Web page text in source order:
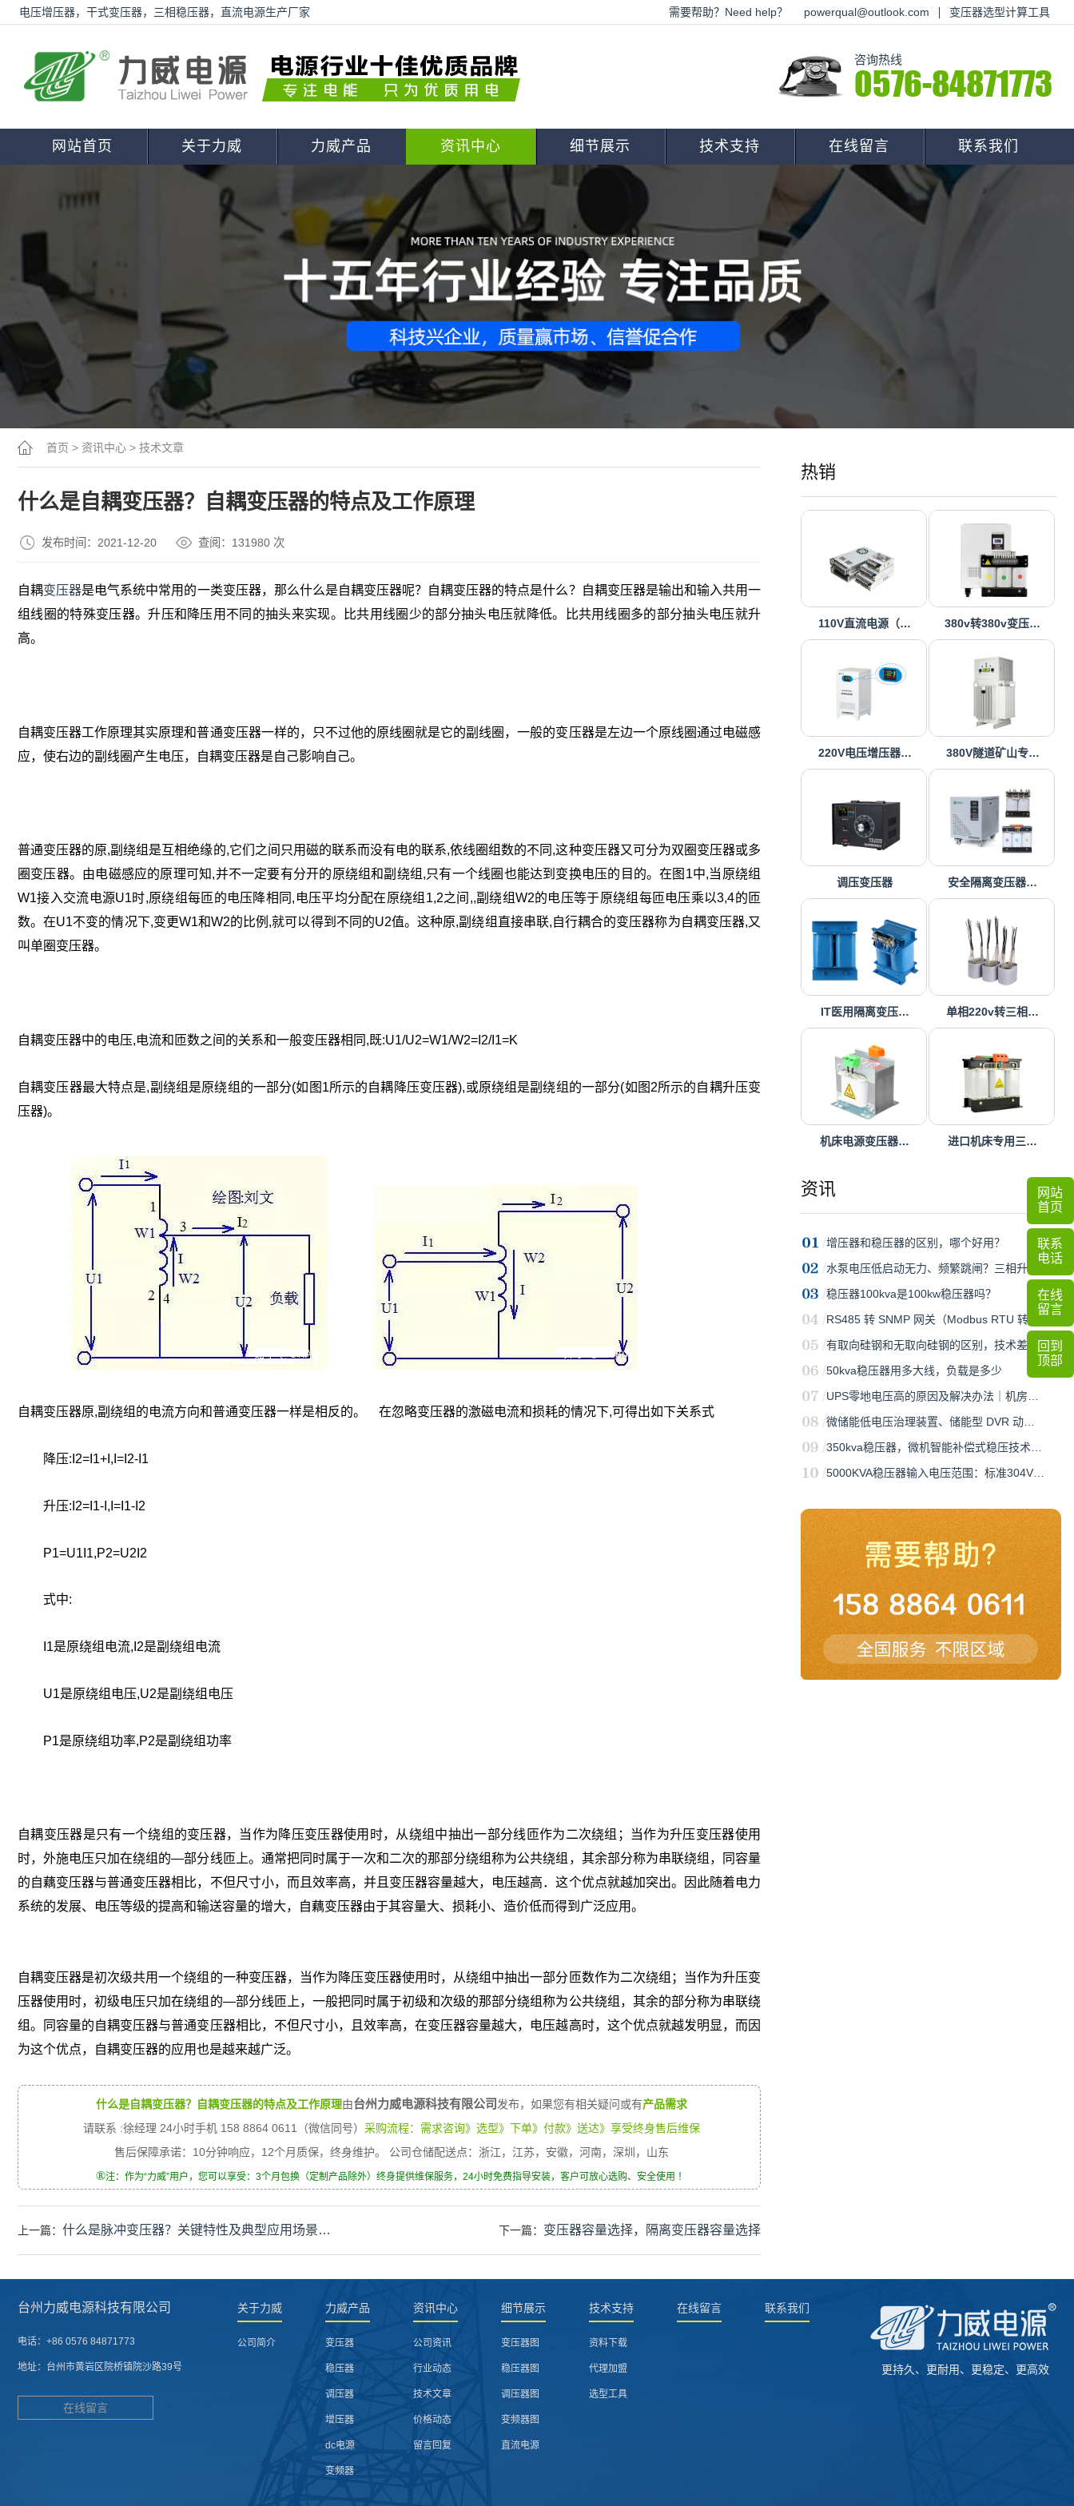
电压增压器，干式变压器，三相稳压器，直流电源生产厂家 需要帮助？Need help？ powerqual@outlook.com 变压器选型计算工具
咨询热线
0576-84871773
网站首页 关于力威 力威产品 资讯中心 细节展示 技术支持 在线留言 联系我们
热销
110V直流电源（… 380v转380v变压…
220V电压增压器… 380V隧道矿山专…
调压变压器 安全隔离变压器…
IT医用隔离变压… 单相220v转三相…
机床电源变压器… 进口机床专用三…
资讯
增压器和稳压器的区别，哪个好用？
水泵电压低启动无力、频繁跳闸？三相升…
稳压器100kva是100kw稳压器吗？
RS485 转 SNMP 网关（Modbus RTU 转 S…
有取向硅钢和无取向硅钢的区别，技术差…
50kva稳压器用多大线，负载是多少
UPS零地电压高的原因及解决办法｜机房…
微储能低电压治理装置、储能型 DVR 动…
350kva稳压器，微机智能补偿式稳压技术…
5000KVA稳压器输入电压范围：标准304V…
首页 > 资讯中心 > 技术文章
什么是自耦变压器？自耦变压器的特点及工作原理
发布时间：2021-12-20 查阅：131980 次
自耦变压器是电气系统中常用的一类变压器，那么什么是自耦变压器呢？自耦变压器的特点是什么？自耦变压器是输出和输入共用一
组线圈的特殊变压器。升压和降压用不同的抽头来实现。比共用线圈少的部分抽头电压就降低。比共用线圈多的部分抽头电压就升
高。
自耦变压器工作原理其实原理和普通变压器一样的，只不过他的原线圈就是它的副线圈，一般的变压器是左边一个原线圈通过电磁感
应，使右边的副线圈产生电压，自耦变压器是自己影响自己。
普通变压器的原,副绕组是互相绝缘的,它们之间只用磁的联系而没有电的联系,依线圈组数的不同,这种变压器又可分为双圈变压器或多
圈变压器。由电磁感应的原理可知,并不一定要有分开的原绕组和副绕组,只有一个线圈也能达到变换电压的目的。在图1中,当原绕组
W1接入交流电源U1时,原绕组每匝的电压降相同,电压平均分配在原绕组1,2之间,,副绕组W2的电压等于原绕组每匝电压乘以3,4的匝
数。在U1不变的情况下,变更W1和W2的比例,就可以得到不同的U2值。这种原,副绕组直接串联,自行耦合的变压器称为自耦变压器,又
叫单圈变压器。
自耦变压器中的电压,电流和匝数之间的关系和一般变压器相同,既:U1/U2=W1/W2=I2/I1=K
自耦变压器最大特点是,副绕组是原绕组的一部分(如图1所示的自耦降压变压器),或原绕组是副绕组的一部分(如图2所示的自耦升压变
压器)。
自耦变压器原,副绕组的电流方向和普通变压器一样是相反的。 在忽略变压器的激磁电流和损耗的情况下,可得出如下关系式
降压:I2=I1+I,I=I2-I1
升压:I2=I1-I,I=I1-I2
P1=U1I1,P2=U2I2
式中:
I1是原绕组电流,I2是副绕组电流
U1是原绕组电压,U2是副绕组电压
P1是原绕组功率,P2是副绕组功率
自耦变压器是只有一个绕组的变压器，当作为降压变压器使用时，从绕组中抽出一部分线匝作为二次绕组；当作为升压变压器使用
时，外施电压只加在绕组的—部分线匝上。通常把同时属于一次和二次的那部分绕组称为公共绕组，其余部分称为串联绕组，同容量
的自藕变压器与普通变压器相比，不但尺寸小，而且效率高，并且变压器容量越大，电压越高．这个优点就越加突出。因此随着电力
系统的发展、电压等级的提高和输送容量的增大，自藕变压器由于其容量大、损耗小、造价低而得到广泛应用。
自耦变压器是初次级共用一个绕组的一种变压器，当作为降压变压器使用时，从绕组中抽出一部分匝数作为二次绕组；当作为升压变
压器使用时，初级电压只加在绕组的—部分线匝上，一般把同时属于初级和次级的那部分绕组称为公共绕组，其余的部分称为串联绕
组。同容量的自耦变压器与普通变压器相比，不但尺寸小，且效率高，在变压器容量越大，电压越高时，这个优点就越发明显，而因
为这个优点，自耦变压器的应用也是越来越广泛。
什么是自耦变压器？自耦变压器的特点及工作原理由台州力威电源科技有限公司发布，如果您有相关疑问或有产品需求
请联系 :徐经理 24小时手机 158 8864 0611（微信同号） 采购流程：需求咨询》选型》下单》付款》送达》享受终身售后维保
售后保障承诺：10分钟响应，12个月质保，终身维护。 公司仓储配送点：浙江，江苏，安徽，河南，深圳，山东
®注：作为“力威”用户，您可以享受：3个月包换（定制产品除外）终身提供维保服务，24小时免费指导安装，客户可放心选购、安全使用 ！
上一篇： 什么是脉冲变压器？关键特性‌及典型应用场景‌… 下一篇： 变压器容量选择，隔离变压器容量选择
台州力威电源科技有限公司
电话： +86 0576 84871773
地址： 台州市黄岩区院桥镇院沙路39号
在线留言
关于力威
公司简介
力威产品
变压器
稳压器
调压器
增压器
dc电源
变频器
资讯中心
公司资讯
行业动态
技术文章
价格动态
留言回复
细节展示
变压器图
稳压器图
调压器图
变频器图
直流电源
技术支持
资料下载
代理加盟
选型工具
在线留言 联系我们
更持久、更耐用、更稳定、更高效
网站
首页
联系
电话
在线
留言
回到
顶部